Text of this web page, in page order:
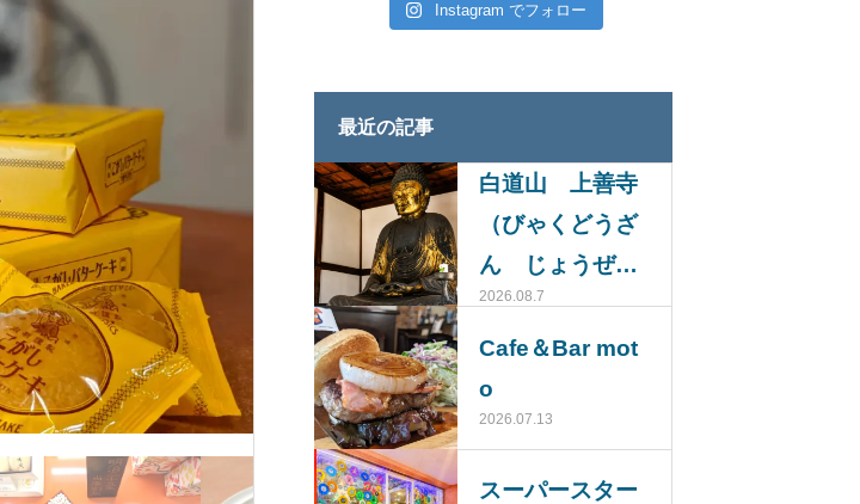
Instagram でフォロー
最近の記事
白道山 上善寺
（びゃくどうざ
ん じょうぜん
じ）
2026.08.7
Cafe＆Bar mot
o
2026.07.13
スーパースター